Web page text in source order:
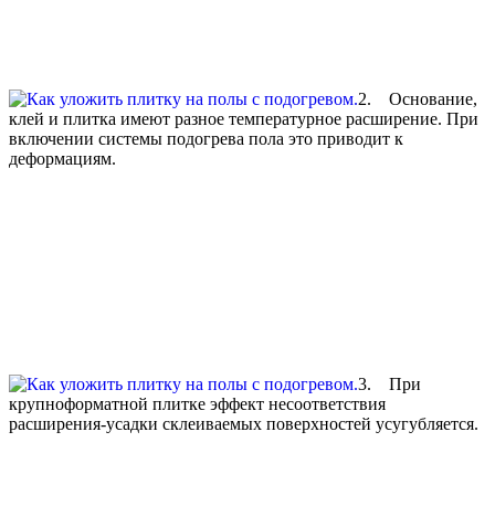
2. Основание,
клей и плитка имеют разное температурное расширение. При
включении системы подогрева пола это приводит к
деформациям.
3. При
крупноформатной плитке эффект несоответствия
расширения-усадки склеиваемых поверхностей усугубляется.